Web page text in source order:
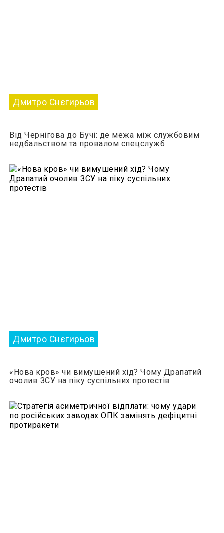
Дмитро Снєгирьов
Від Чернігова до Бучі: де межа між службовим
недбальством та провалом спецслужб
Дмитро Снєгирьов
«Нова кров» чи вимушений хід? Чому Драпатий
очолив ЗСУ на піку суспільних протестів